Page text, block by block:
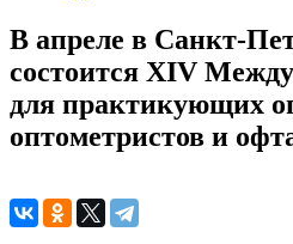
В апреле в Санкт-
состоится XIV
для практикующих
оптометристов и